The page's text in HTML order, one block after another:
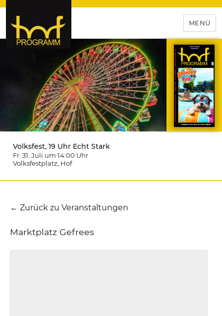
hof-programm – das
Veranstaltungsportal für
Hochfranken
MENÜ
Volksfest, 19 Uhr Echt Stark
Fr. 31. Juli um 14:00 Uhr
Volksfestplatz , Hof
← Zurück zu Veranstaltungen
Marktplatz Gefrees